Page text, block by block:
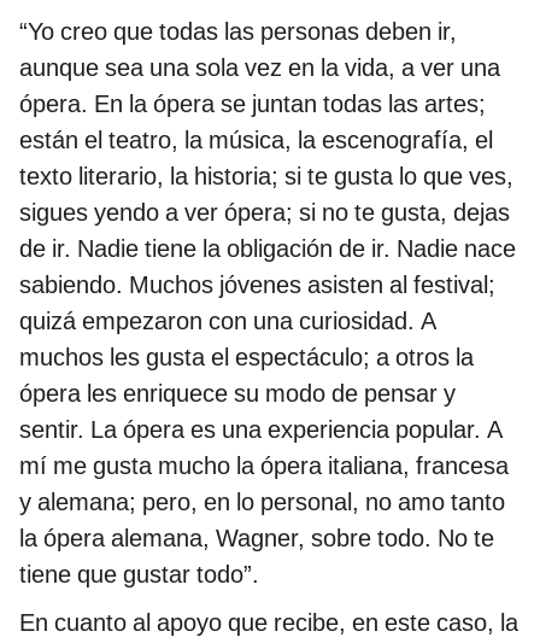
“Yo creo que todas las personas deben ir,
aunque sea una sola vez en la vida, a ver una
ópera. En la ópera se juntan todas las artes;
están el teatro, la música, la escenografía, el
texto literario, la historia; si te gusta lo que ves,
sigues yendo a ver ópera; si no te gusta, dejas
de ir. Nadie tiene la obligación de ir. Nadie nace
sabiendo. Muchos jóvenes asisten al festival;
quizá empezaron con una curiosidad. A
muchos les gusta el espectáculo; a otros la
ópera les enriquece su modo de pensar y
sentir. La ópera es una experiencia popular. A
mí me gusta mucho la ópera italiana, francesa
y alemana; pero, en lo personal, no amo tanto
la ópera alemana, Wagner, sobre todo. No te
tiene que gustar todo”.
En cuanto al apoyo que recibe, en este caso, la